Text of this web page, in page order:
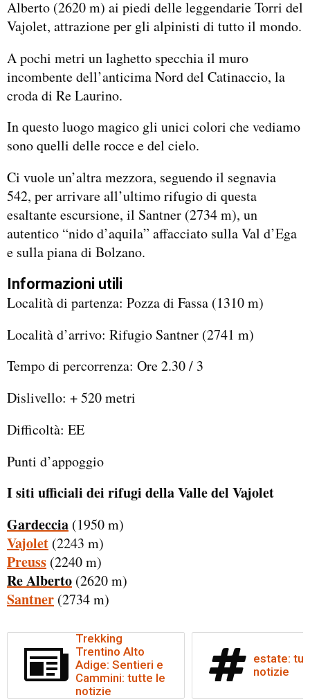
Alberto (2620 m) ai piedi delle leggendarie Torri del
Vajolet, attrazione per gli alpinisti di tutto il mondo.
A pochi metri un laghetto specchia il muro
incombente dell’anticima Nord del Catinaccio, la
croda di Re Laurino.
In questo luogo magico gli unici colori che vediamo
sono quelli delle rocce e del cielo.
Ci vuole un’altra mezzora, seguendo il segnavia
542, per arrivare all’ultimo rifugio di questa
esaltante escursione, il Santner (2734 m), un
autentico “nido d’aquila” affacciato sulla Val d’Ega
e sulla piana di Bolzano.
Informazioni utili
Località di partenza: Pozza di Fassa (1310 m)
Località d’arrivo: Rifugio Santner (2741 m)
Tempo di percorrenza: Ore 2.30 / 3
Dislivello: + 520 metri
Difficoltà: EE
Punti d’appoggio
I siti ufficiali dei rifugi della Valle del Vajolet
Gardeccia (1950 m)
Vajolet (2243 m)
Preuss (2240 m)
Re Alberto (2620 m)
Santner (2734 m)
Trekking
Trentino Alto
Adige: Sentieri e
Cammini: tutte le
notizie
estate:
notizie